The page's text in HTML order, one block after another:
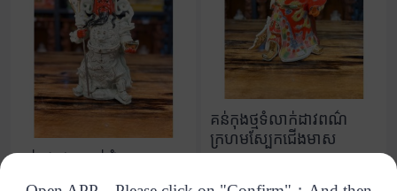
គន់កុងថ្មសកាន់ដុំមាស
គន់កុងថ្មទំលាក់ដាវពណ៌
ក្រហមស្បែកជើងមាស
$136.00